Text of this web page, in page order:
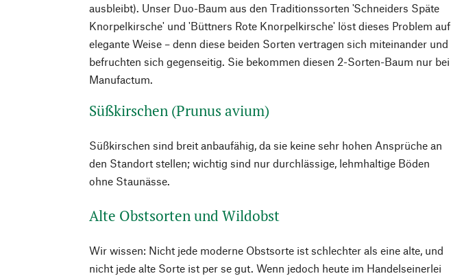
ausbleibt). Unser Duo-Baum aus den Traditionssorten 'Schneiders Späte
Knorpelkirsche' und 'Büttners Rote Knorpelkirsche' löst dieses Problem auf
elegante Weise – denn diese beiden Sorten vertragen sich miteinander und
befruchten sich gegenseitig. Sie bekommen diesen 2-Sorten-Baum nur bei
Manufactum.
Süßkirschen (Prunus avium)
Süßkirschen sind breit anbaufähig, da sie keine sehr hohen Ansprüche an
den Standort stellen; wichtig sind nur durchlässige, lehmhaltige Böden
ohne Staunässe.
Alte Obstsorten und Wildobst
Wir wissen: Nicht jede moderne Obstsorte ist schlechter als eine alte, und
nicht jede alte Sorte ist per se gut. Wenn jedoch heute im Handelseinerlei